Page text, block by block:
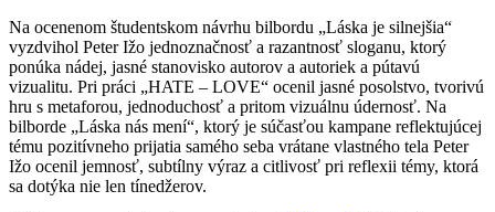
Na ocenenom študentskom návrhu bilbordu „Láska je silnejšia“
vyzdvihol Peter Ižo jednoznačnosť a razantnosť sloganu, ktorý
ponúka nádej, jasné stanovisko autorov a autoriek a pútavú
vizualitu. Pri práci „HATE – LOVE“ ocenil jasné posolstvo, tvorivú
hru s metaforou, jednoduchosť a pritom vizuálnu údernosť. Na
bilborde „Láska nás mení“, ktorý je súčasťou kampane reflektujúcej
tému pozitívneho prijatia samého seba vrátane vlastného tela Peter
Ižo ocenil jemnosť, subtílny výraz a citlivosť pri reflexii témy, ktorá
sa dotýka nie len tínedžerov.